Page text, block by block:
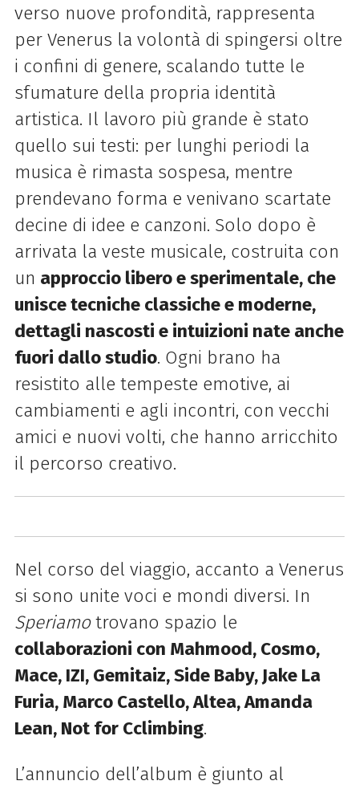
verso nuove profondità, rappresenta
per Venerus la volontà di spingersi oltre
i confini di genere, scalando tutte le
sfumature della propria identità
artistica. Il lavoro più grande è stato
quello sui testi: per lunghi periodi la
musica è rimasta sospesa, mentre
prendevano forma e venivano scartate
decine di idee e canzoni. Solo dopo è
arrivata la veste musicale, costruita con
un approccio libero e sperimentale, che
unisce tecniche classiche e moderne,
dettagli nascosti e intuizioni nate anche
fuori dallo studio. Ogni brano ha
resistito alle tempeste emotive, ai
cambiamenti e agli incontri, con vecchi
amici e nuovi volti, che hanno arricchito
il percorso creativo.
Nel corso del viaggio, accanto a Venerus
si sono unite voci e mondi diversi. In
Speriamotrovano spazio le
collaborazioni con Mahmood, Cosmo,
Mace, IZI, Gemitaiz, Side Baby, Jake La
Furia, Marco Castello, Altea, Amanda
Lean, Not for Cclimbing.
L’annuncio dell’album è giunto al